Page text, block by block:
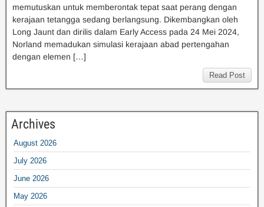
memutuskan untuk memberontak tepat saat perang dengan
kerajaan tetangga sedang berlangsung. Dikembangkan oleh
Long Jaunt dan dirilis dalam Early Access pada 24 Mei 2024,
Norland memadukan simulasi kerajaan abad pertengahan
dengan elemen […]
Read Post
Archives
August 2026
July 2026
June 2026
May 2026